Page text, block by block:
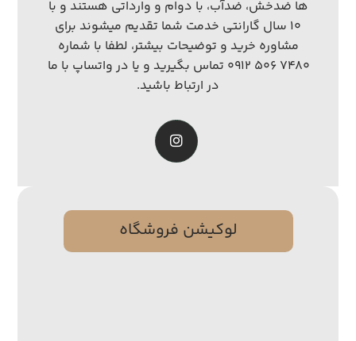
ها ضدخش، ضدآب، با دوام و وارداتی هستند و با
۱۰ سال گارانتی خدمت شما تقدیم میشوند برای
مشاوره خرید و توضیحات بیشتر، لطفا با شماره
۷۴۸۰ ۵۰۶ ۰۹۱۲ تماس بگیرید و یا در واتساپ با ما
در ارتباط باشید.
لوکیشن فروشگاه